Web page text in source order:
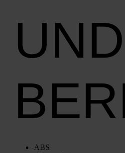
UND
ABS